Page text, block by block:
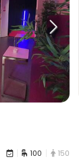
100 150